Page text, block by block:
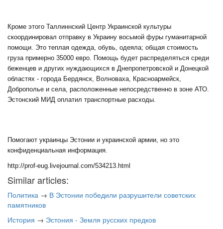
Кроме этого Таллиннский Центр Украинской культуры
скоординировал отправку в Украину восьмой фуры гуманитарной
помощи. Это теплая одежда, обувь, одеяла; общая стоимость
груза примерно 35000 евро. Помощь будет распределяться среди
беженцев и других нуждающихся в Днепропетровской и Донецкой
областях - города Бердянск, Волноваха, Красноармейск,
Доброполье и села, расположенные непосредственно в зоне АТО.
Эстонский МИД оплатил транспортные расходы.
Помогают украинцы Эстонии и украинской армии, но это
конфиденциальная информация.
http://prof-eug.livejournal.com/534213.html
Similar articles:
Политика → В Эстонии победили разрушители советских
памятников
История → Эстония - Земля русских предков